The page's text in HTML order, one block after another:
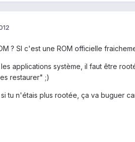
? SI c'est une ROM officielle
applications système, il faut être
restaurer" ;)
tu n'étais plus rootée, ça va buguer